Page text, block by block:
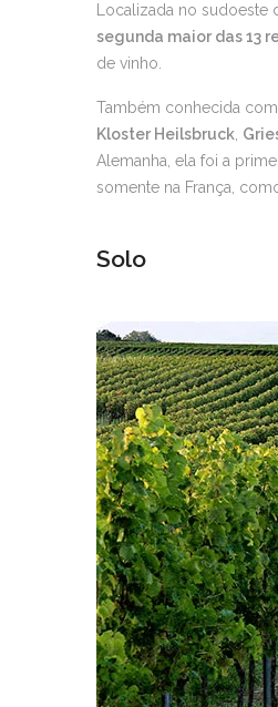
Localizada no sudoeste
segunda maior das 13
de vinho.
Também conhecida
Kloster Heilsbruck
Alemanha, ela foi a
somente na França,
Solo